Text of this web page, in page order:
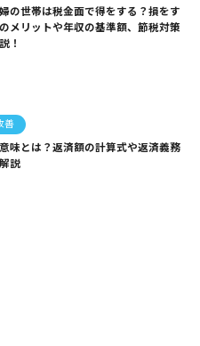
の世帯は税金面で得をする？損をす
メリットや年収の基準額、節税対策
！
善
味とは？返済額の計算式や返済義務
説